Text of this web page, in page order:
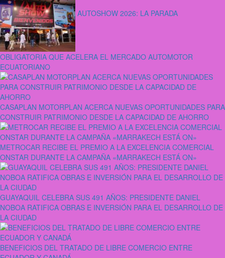
AUTOSHOW 2026: LA PARADA
OBLIGATORIA QUE ACELERA EL MERCADO AUTOMOTOR
ECUATORIANO
CASAPLAN MOTORPLAN ACERCA NUEVAS OPORTUNIDADES PARA
CONSTRUIR PATRIMONIO DESDE LA CAPACIDAD DE AHORRO
METROCAR RECIBE EL PREMIO A LA EXCELENCIA COMERCIAL
ONSTAR DURANTE LA CAMPAÑA «MARRAKECH ESTÁ ON»
GUAYAQUIL CELEBRA SUS 491 AÑOS: PRESIDENTE DANIEL
NOBOA RATIFICA OBRAS E INVERSIÓN PARA EL DESARROLLO DE
LA CIUDAD
BENEFICIOS DEL TRATADO DE LIBRE COMERCIO ENTRE